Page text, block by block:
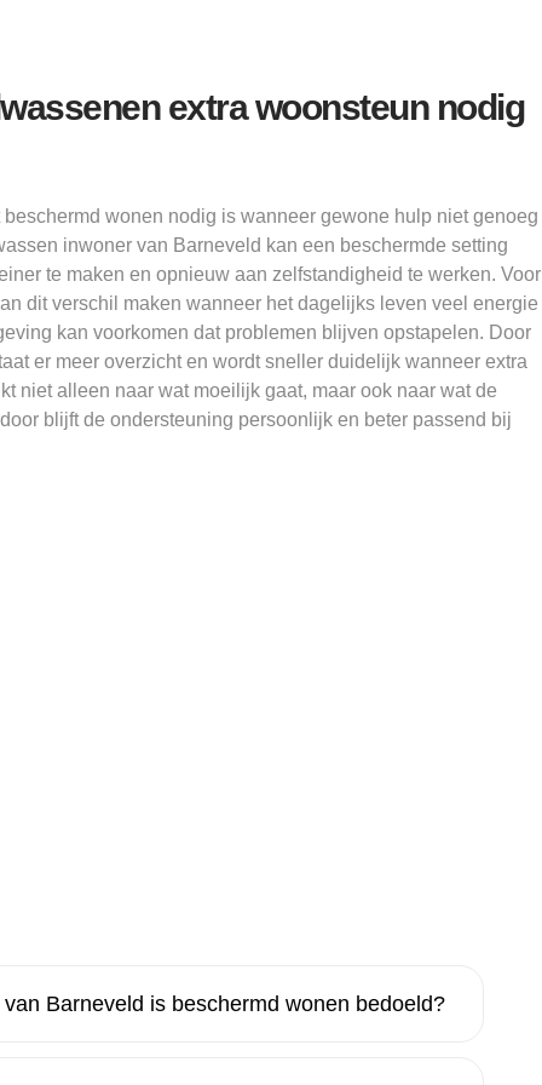
extra woonsteun nodig
wonen nodig is wanneer gewone hulp niet genoeg
inwoner van Barneveld kan een beschermde setting
te maken en opnieuw aan zelfstandigheid te werken. Voor
dit verschil maken wanneer het dagelijks leven veel energie
kan voorkomen dat problemen blijven opstapelen. Door
er meer overzicht en wordt sneller duidelijk wanneer extra
niet alleen naar wat moeilijk gaat, maar ook naar wat de
blijft de ondersteuning persoonlijk en beter passend bij
Barneveld is beschermd wonen bedoeld?